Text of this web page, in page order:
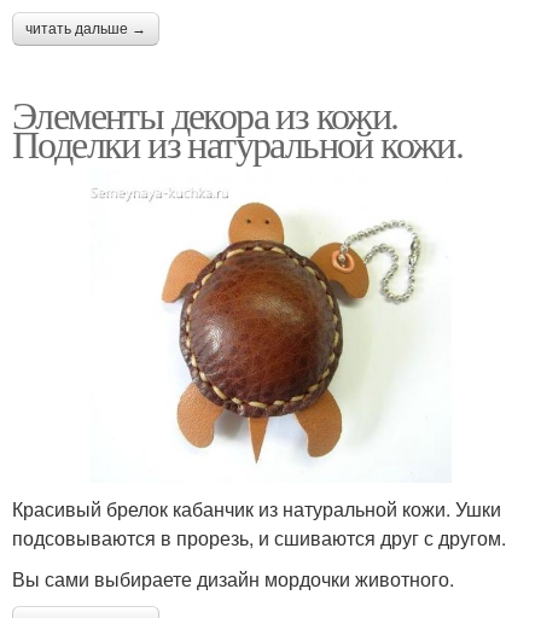
читать дальше →
Элементы декора из кожи.
Поделки из натуральной кожи.
Красивый брелок кабанчик из натуральной кожи. Ушки
подсовываются в прорезь, и сшиваются друг с другом.
Вы сами выбираете дизайн мордочки животного.